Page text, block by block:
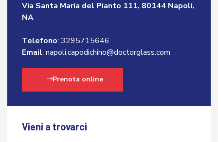
Via Santa Maria del Pianto 111, 80144 Napoli,
NA
Telefono: 3295715646
Email: napoli.capodichino@doctorglass.com
Prenota online
Vieni a trovarci